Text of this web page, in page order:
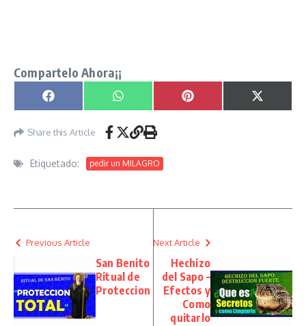
Compartelo Ahora¡¡
Compartir en
Facebook Compartir en
WhatsApp Compartir en
Pinterest
X
(Twitter)
Share this Article
Etiquetado: pedir un MILAGRO
Previous Article
San Benito
Ritual de
Proteccion
Next Article
Hechizo
del Sapo –
Efectos y
Como
quitarlo